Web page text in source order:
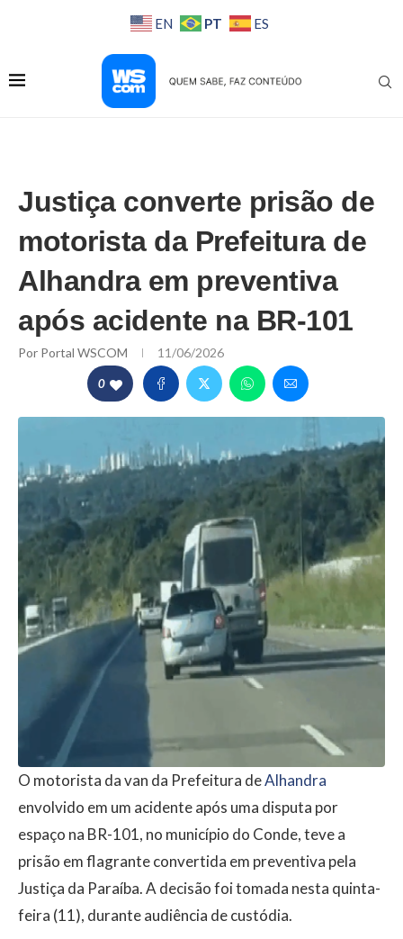
EN PT ES
Justiça converte prisão de
motorista da Prefeitura de
Alhandra em preventiva
após acidente na BR-101
Por Portal WSCOM 11/06/2026
0
O motorista da van da Prefeitura deAlhandra
envolvido em um acidente após uma disputa por
espaço na BR-101, no município do Conde, teve a
prisão em flagrante convertida em preventiva pela
Justiça da Paraíba. A decisão foi tomada nesta quinta-
feira (11), durante audiência de custódia.